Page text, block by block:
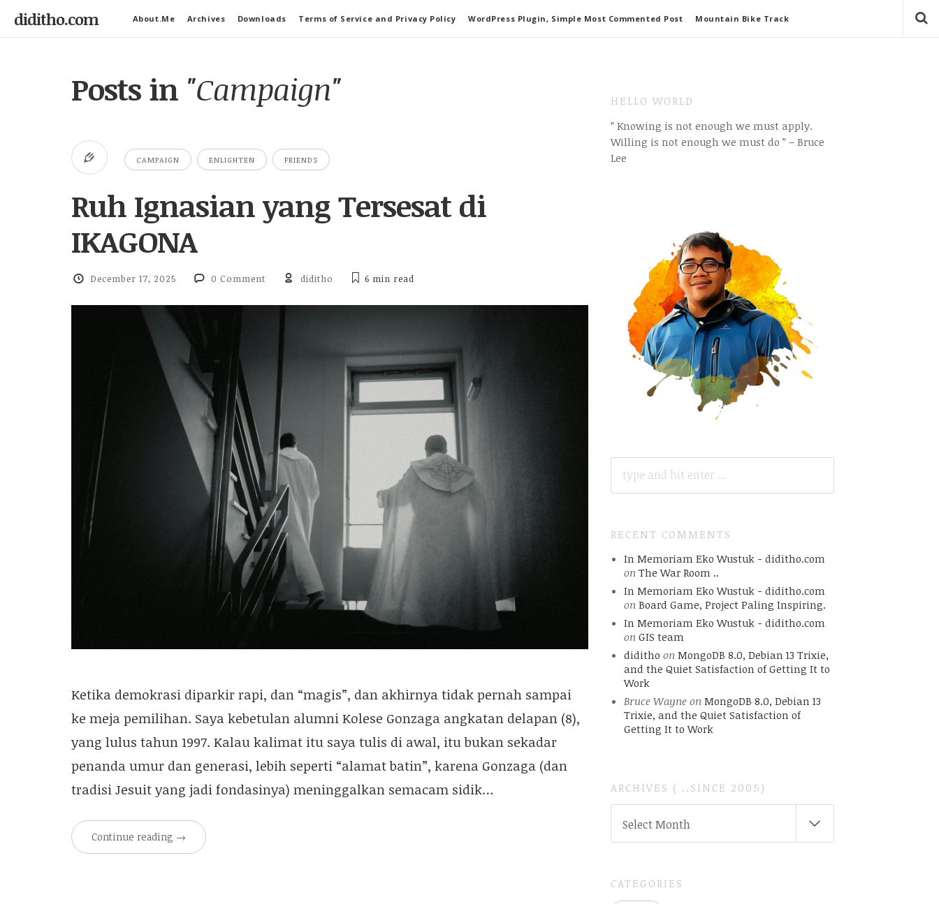
diditho.com About.Me Archives Downloads Terms of Service and Privacy Policy WordPress Plugin, Simple Most Commented Post Mountain Bike Track
Posts in "Campaign"
CAMPAIGN ENLIGHTEN FRIENDS
Ruh Ignasian yang Tersesat di
IKAGONA
December 17, 2025 0 Comment diditho 6 min read
Ketika demokrasi diparkir rapi, dan “magis”, dan akhirnya tidak pernah sampai
ke meja pemilihan. Saya kebetulan alumni Kolese Gonzaga angkatan delapan (8),
yang lulus tahun 1997. Kalau kalimat itu saya tulis di awal, itu bukan sekadar
penanda umur dan generasi, lebih seperti “alamat batin”, karena Gonzaga (dan
tradisi Jesuit yang jadi fondasinya) meninggalkan semacam sidik…
Continue reading →
HELLO WORLD
” Knowing is not enough we must apply.
Willing is not enough we must do ” – Bruce
Lee
FOR:
RECENT COMMENTS
In Memoriam Eko Wustuk - diditho.com
on The War Room ..
In Memoriam Eko Wustuk - diditho.com
on Board Game, Project Paling Inspiring.
In Memoriam Eko Wustuk - diditho.com
on GIS team
diditho on MongoDB 8.0, Debian 13 Trixie,
and the Quiet Satisfaction of Getting It to
Work
Bruce Wayneon MongoDB 8.0, Debian 13
Trixie, and the Quiet Satisfaction of
Getting It to Work
ARCHIVES ( ..SINCE 2005)
Select Month
CATEGORIES